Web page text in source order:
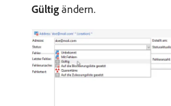
Gültig ändern.